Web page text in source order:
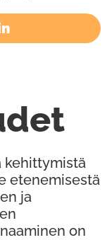
kehittymistä
etenemisestä
ja
on